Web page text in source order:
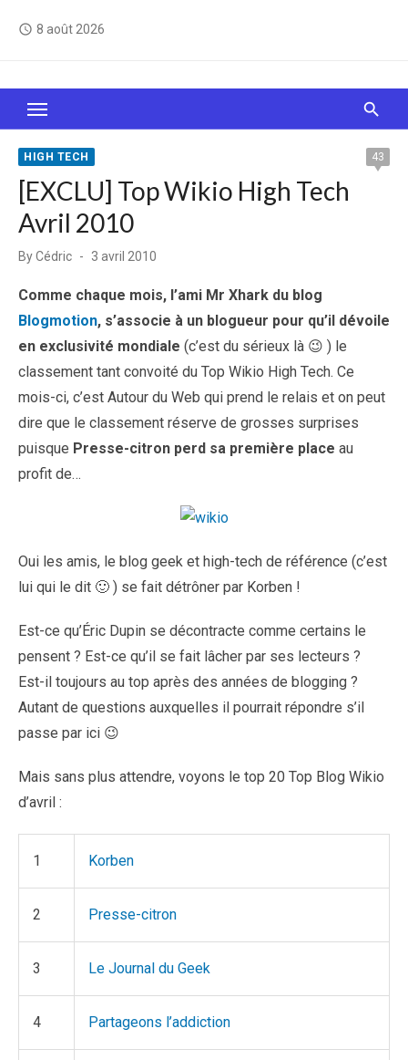
access_time 8 août 2026
Le Web, c'est comme une boîte de chocolats… On
sait jamais sur quoi on va tomber !
HIGH TECH 43
[EXCLU] Top Wikio High Tech
Avril 2010
ByCédric
Posted
3 avril 2010
Comme chaque mois, l’ami Mr Xhark du blog
Blogmotion, s’associe à un blogueur pour qu’il dévoile
en exclusivité mondiale (c’est du sérieux là 😉 ) le
classement tant convoité du Top Wikio High Tech. Ce
mois-ci, c’est Autour du Web qui prend le relais et on peut
dire que le classement réserve de grosses surprises
puisque Presse-citron perd sa première place au
profit de…
Oui les amis, le blog geek et high-tech de référence (c’est
lui qui le dit 🙂 ) se fait détrôner par Korben !
Est-ce qu’Éric Dupin se décontracte comme certains le
pensent ? Est-ce qu’il se fait lâcher par ses lecteurs ?
Est-il toujours au top après des années de blogging ?
Autant de questions auxquelles il pourrait répondre s’il
passe par ici 😉
Mais sans plus attendre, voyons le top 20 Top Blog Wikio
d’avril :
1 Korben
2 Presse-citron
3 Le Journal du Geek
4 Partageons l’addiction